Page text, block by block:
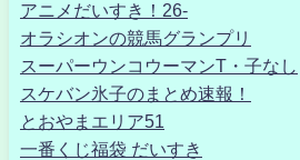
アニメだいすき！26-
オラシオンの競馬グランプリ
スーパーウンコウーマンT・子なし
スケバン氷子のまとめ速報！
とおやまエリア51
一番くじ福袋 だいすき